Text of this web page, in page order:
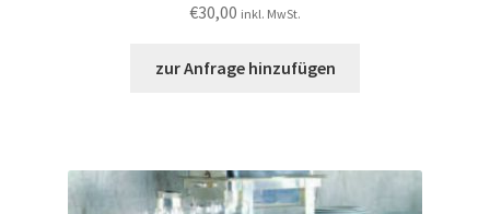
€30,00 inkl. MwSt.
zur Anfrage hinzufügen